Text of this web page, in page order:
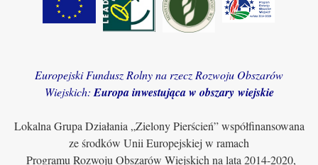
Europejski Fundusz Rolny na rzecz Rozwoju Obszarów
Wiejskich: Europa inwestująca w obszary wiejskie
Lokalna Grupa Działania „Zielony Pierścień” współfinansowana
ze środków Unii Europejskiej w ramach
Programu Rozwoju Obszarów Wiejskich na lata 2014-2020,